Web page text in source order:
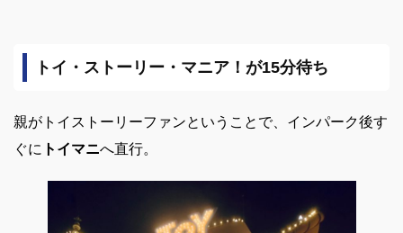
トイ・ストーリー・マニア！が15分待ち
親がトイストーリーファンということで、インパーク後す
ぐに トイマニへ直行。